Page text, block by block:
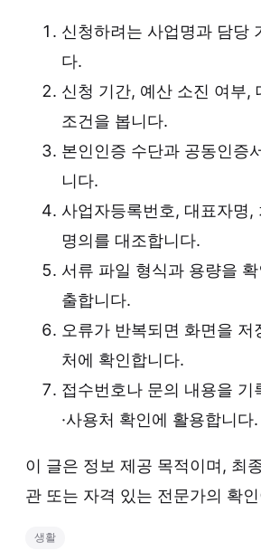
신청하려는 사업명과 담당
다.
신청 기간, 예산 소진 여부,
조건을 봅니다.
본인인증 수단과 공동인증
니다.
사업자등록번호, 대표자명,
명의를 대조합니다.
서류 파일 형식과 용량을
출합니다.
오류가 반복되면 화면을 저
처에 확인합니다.
접수번호나 문의 내용을 기
·사용처 확인에 활용합니다.
이 글은 정보 제공 목적이며, 최
관 또는 자격 있는 전문가의 확
생활